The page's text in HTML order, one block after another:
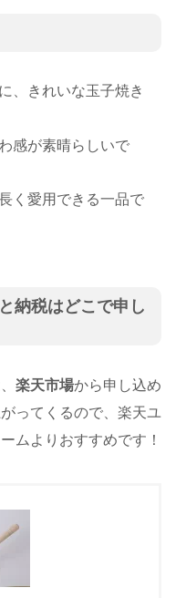
、きれいな玉子焼き
感が素晴らしいで
く愛用できる一品で
納税はどこで申し
楽天市場から申し込め
ってくるので、楽天ユ
ムよりおすすめです！